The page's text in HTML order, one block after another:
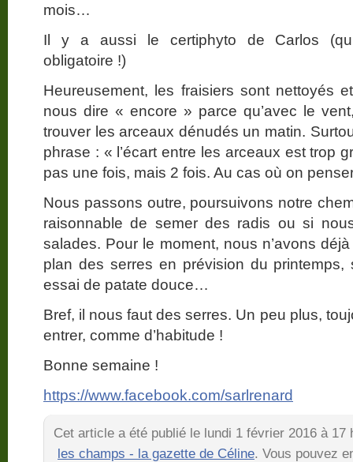
mois…
Il y a aussi le certiphyto de Carlos
obligatoire !)
Heureusement, les fraisiers sont nettoyés
nous dire « encore » parce qu’avec le
trouver les arceaux dénudés un matin.
phrase : « l’écart entre les arceaux est trop
pas une fois, mais 2 fois. Au cas où on
Nous passons outre, poursuivons notre
raisonnable de semer des radis ou si
salades. Pour le moment, nous n’avons
plan des serres en prévision du
essai de patate douce…
Bref, il nous faut des serres. Un peu plus,
entrer, comme d’habitude !
Bonne semaine !
https://www.facebook.com/sarlrenard
Cet article a été publié le lundi 1 février 2016 à
les champs - la gazette de Céline. Vous pouvez